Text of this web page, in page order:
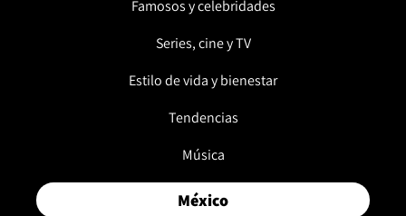
Famosos y celebridades
Series, cine y TV
Estilo de vida y bienestar
Tendencias
Música
México